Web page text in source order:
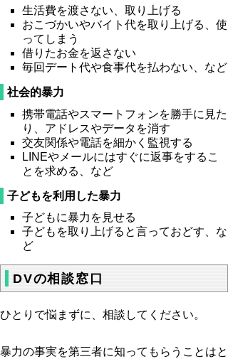
生活費を渡さない、取り上げる
おこづかいやバイト代を取り上げる、使
ってしまう
借りたお金を返さない
毎回デート代や食事代を払わない、など
社会的暴力
携帯電話やスマートフォンを勝手に見た
り、アドレスやデータを消す
交友関係や電話を細かく監視する
LINEやメールにはすぐに返事をするこ
とを求める、など
子どもを利用した暴力
子どもに暴力を見せる
子どもを取り上げると言っておどす、な
ど
DVの相談窓口
ひとりで悩まずに、相談してください。
暴力の事実を第三者に知ってもらうことはと